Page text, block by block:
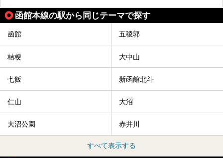
スクラメーションホテル」で構成された、まさに大人の癒し
空間。
今回は、そんな「休日ビルヂング」の魅力を5つのポイント
函館本線の駅から同じテーマで探す
函館 五稜郭
桔梗 大中山
七飯 新函館北斗
仁山 大沼
大沼公園 赤井川
すべて表示する